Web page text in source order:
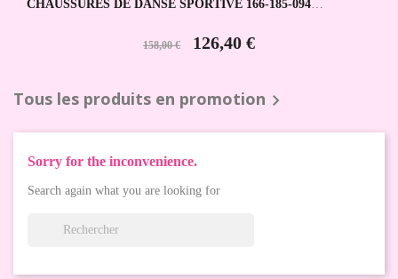
CHAUSSURES DE DANSE SPORTIVE 166-185-094
158,00 € 126,40 €
Tous les produits en promotion 
Sorry for the inconvenience.
Search again what you are looking for